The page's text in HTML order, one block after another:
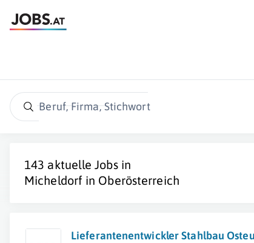
Beruf, Firma, Stichwort
143 aktuelle Jobs in
Micheldorf in Oberösterreich
Lieferantenentwickler Stahlbau